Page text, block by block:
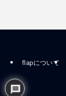
flapについて